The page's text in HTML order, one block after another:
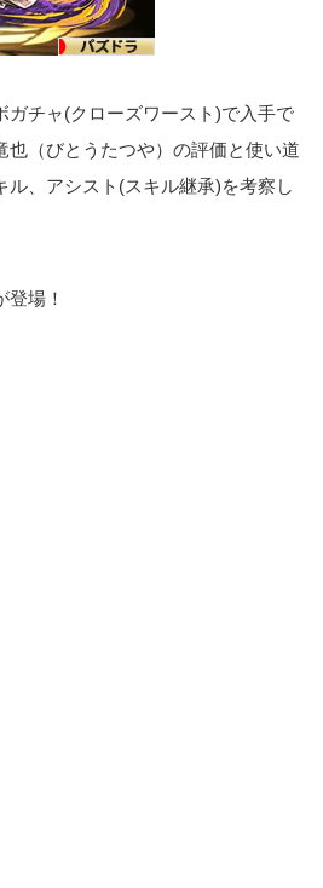
ガチャ(クローズワースト)で入手で
也（びとうたつや）の評価と使い道
ル、アシスト(スキル継承)を考察し
場！